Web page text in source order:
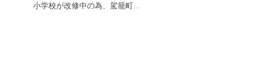
小学校が改修中の為、駕籠町